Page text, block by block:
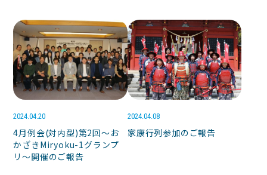
2024.04.20
4月例会(対内型)第2回～お
かざきMiryoku-1グランプ
リ～開催のご報告
2024.04.08
家康行列参加のご報告